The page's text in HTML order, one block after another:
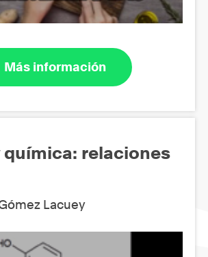
Más información
química: relaciones
Lacuey